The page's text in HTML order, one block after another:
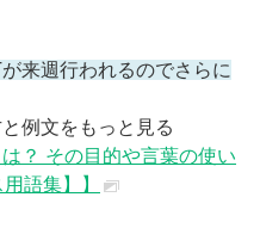
来週行われるのでさらに
例文をもっと見る
？ その目的や言葉の使い
語集】】